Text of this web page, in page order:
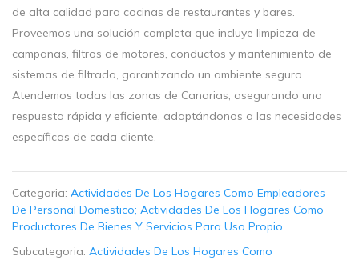
de alta calidad para cocinas de restaurantes y bares.
Proveemos una solución completa que incluye limpieza de
campanas, filtros de motores, conductos y mantenimiento de
sistemas de filtrado, garantizando un ambiente seguro.
Atendemos todas las zonas de Canarias, asegurando una
respuesta rápida y eficiente, adaptándonos a las necesidades
específicas de cada cliente.
Categoria: Actividades De Los Hogares Como Empleadores
De Personal Domestico; Actividades De Los Hogares Como
Productores De Bienes Y Servicios Para Uso Propio
Subcategoria: Actividades De Los Hogares Como